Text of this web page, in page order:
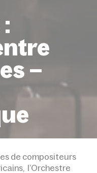
–
de compositeurs
l’Orchestre